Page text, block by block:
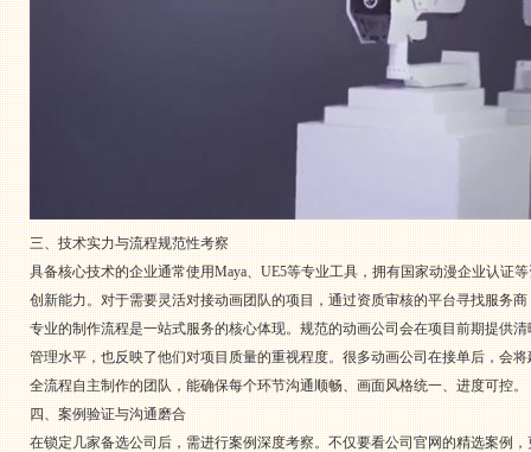
三、技术实力与流程规范性考察
具备核心技术的企业通常使用Maya、UE5等专业工具，拥有国家动漫企业认
创新能力。对于需要灵活对接动画团队的项目，通过资质审核的平台寻找服务
专业的制作流程是一站式服务的核心体现。规范的动画公司会在项目前期提供
管理水平，也反映了他们对项目质量的重视程度。很多动画公司在接单后，会
全流程自主制作的团队，能确保每个环节沟通顺畅、画面风格统一、进度可控。
四、案例验证与沟通磨合
在锁定几家备选公司后，需进行案例深度考察。不仅要看公司官网的精选案例